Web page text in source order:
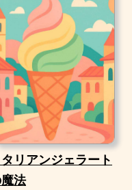
リアンジェラート
法